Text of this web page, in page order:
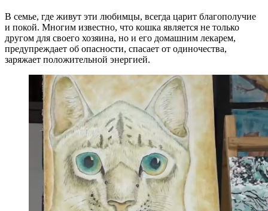
В семье, где живут эти любимцы, всегда царит благополучие
и покой. Многим известно, что кошка является не только
другом для своего хозяина, но и его домашним лекарем,
предупреждает об опасности, спасает от одиночества,
заряжает положительной энергией.